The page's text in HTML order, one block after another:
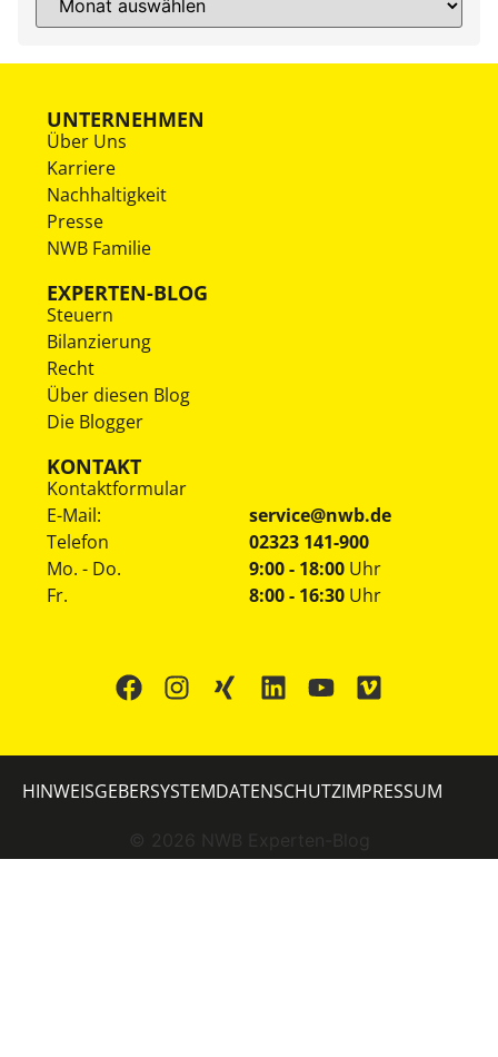
UNTERNEHMEN
Über Uns
Karriere
Nachhaltigkeit
Presse
NWB Familie
EXPERTEN-BLOG
Steuern
Bilanzierung
Recht
Über diesen Blog
Die Blogger
KONTAKT
Kontaktformular
E-Mail:
service@nwb.de
Telefon
02323 141-900
Mo. - Do.
Fr.
9:00 - 18:00 Uhr
8:00 - 16:30 Uhr
© 2026 NWB Experten-Blog
HINWEISGEBERSYSTEMDATENSCHUTZIMPRESSUM